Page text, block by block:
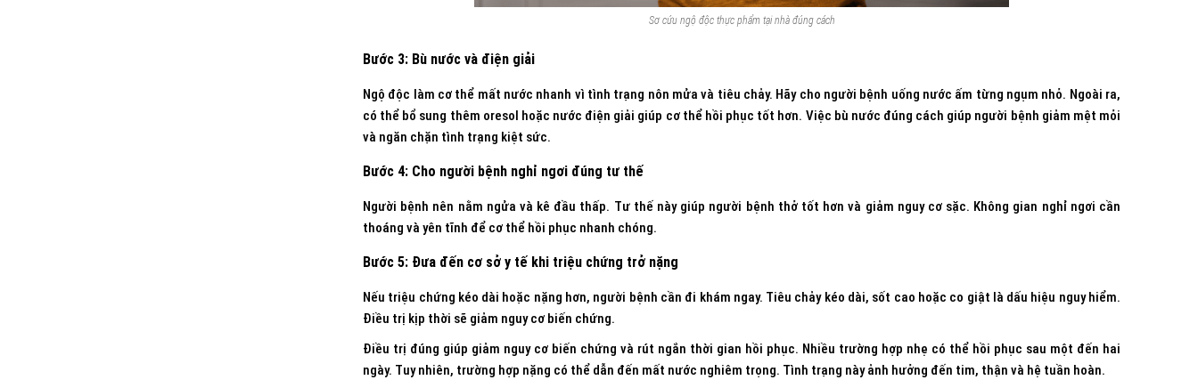
Sơ cứu ngộ độc thực phẩm tại nhà đúng cách
Bước 3: Bù nước và điện giải
Ngộ độc làm cơ thể mất nước nhanh vì tình trạng nôn mửa và tiêu chảy. Hãy cho người bệnh uống nước ấm từng ngụm nhỏ. Ngoài ra,
có thể bổ sung thêm oresol hoặc nước điện giải giúp cơ thể hồi phục tốt hơn. Việc bù nước đúng cách giúp người bệnh giảm mệt mỏi
và ngăn chặn tình trạng kiệt sức.
Bước 4: Cho người bệnh nghỉ ngơi đúng tư thế
Người bệnh nên nằm ngửa và kê đầu thấp. Tư thế này giúp người bệnh thở tốt hơn và giảm nguy cơ sặc. Không gian nghỉ ngơi cần
thoáng và yên tĩnh để cơ thể hồi phục nhanh chóng.
Bước 5: Đưa đến cơ sở y tế khi triệu chứng trở nặng
Nếu triệu chứng kéo dài hoặc nặng hơn, người bệnh cần đi khám ngay. Tiêu chảy kéo dài, sốt cao hoặc co giật là dấu hiệu nguy hiểm.
Điều trị kịp thời sẽ giảm nguy cơ biến chứng.
Điều trị đúng giúp giảm nguy cơ biến chứng và rút ngắn thời gian hồi phục. Nhiều trường hợp nhẹ có thể hồi phục sau một đến hai
ngày. Tuy nhiên, trường hợp nặng có thể dẫn đến mất nước nghiêm trọng. Tình trạng này ảnh hưởng đến tim, thận và hệ tuần hoàn.